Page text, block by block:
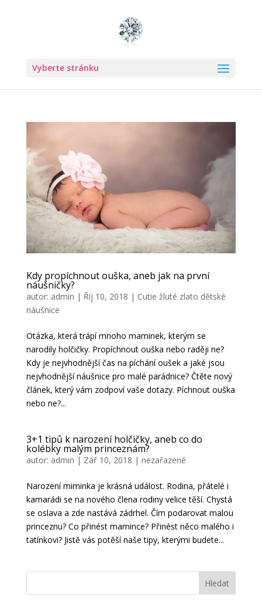
Vyberte stránku
Kdy propíchnout ouška, aneb jak na první
náušničky?
autor: admin | Říj 10, 2018 | Cutie žluté zlato dětské
náušnice
Otázka, která trápí mnoho maminek, kterým se
narodily holčičky. Propíchnout ouška nebo raději ne?
Kdy je nejvhodnější čas na píchání oušek a jaké jsou
nejvhodnější náušnice pro malé parádnice? Čtěte nový
článek, který vám zodpoví vaše dotazy. Píchnout ouška
nebo ne?...
3+1 tipů k narození holčičky, aneb co do
kolébky malým princeznám?
autor: admin | Zář 10, 2018 | nezařazené
Narození miminka je krásná událost. Rodina, přátelé i
kamarádi se na nového člena rodiny velice těší. Chystá
se oslava a zde nastává zádrhel. Čím podarovat malou
princeznu? Co přinést mamince? Přinést něco malého i
tatínkovi? Jistě vás potěší naše tipy, kterými budete...